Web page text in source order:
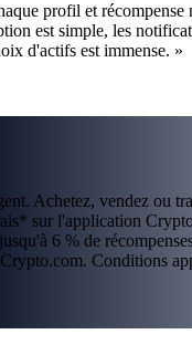
profil et récompense
est simple, les
d'actifs est immense. »
Achetez, vendez ou
sur l'application
6 % de
Conditions